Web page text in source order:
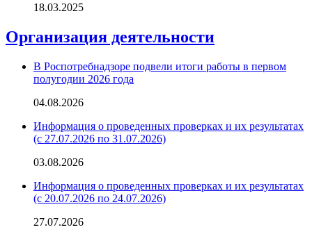
18.03.2025
Организация деятельности
В Роспотребнадзоре подвели итоги работы в первом
полугодии 2026 года
04.08.2026
Информация о проведенных проверках и их результатах
(с 27.07.2026 по 31.07.2026)
03.08.2026
Информация о проведенных проверках и их результатах
(с 20.07.2026 по 24.07.2026)
27.07.2026